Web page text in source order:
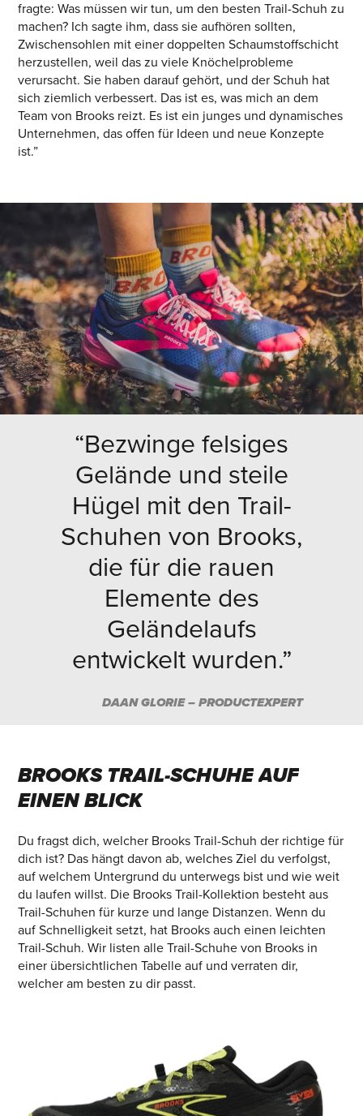
fragte: Was müssen wir tun, um den besten Trail-Schuh zu
machen? Ich sagte ihm, dass sie aufhören sollten,
Zwischensohlen mit einer doppelten Schaumstoffschicht
herzustellen, weil das zu viele Knöchelprobleme
verursacht. Sie haben darauf gehört, und der Schuh hat
sich ziemlich verbessert. Das ist es, was mich an dem
Team von Brooks reizt. Es ist ein junges und dynamisches
Unternehmen, das offen für Ideen und neue Konzepte
ist.”
“Bezwinge felsiges
Gelände und steile
Hügel mit den Trail-
Schuhen von Brooks,
die für die rauen
Elemente des
Geländelaufs
entwickelt wurden.”
DAAN GLORIE – PRODUCTEXPERT
BROOKS TRAIL-SCHUHE AUF
EINEN BLICK
Du fragst dich, welcher Brooks Trail-Schuh der richtige für
dich ist? Das hängt davon ab, welches Ziel du verfolgst,
auf welchem Untergrund du unterwegs bist und wie weit
du laufen willst. Die Brooks Trail-Kollektion besteht aus
Trail-Schuhen für kurze und lange Distanzen. Wenn du
auf Schnelligkeit setzt, hat Brooks auch einen leichten
Trail-Schuh. Wir listen alle Trail-Schuhe von Brooks in
einer übersichtlichen Tabelle auf und verraten dir,
welcher am besten zu dir passt.